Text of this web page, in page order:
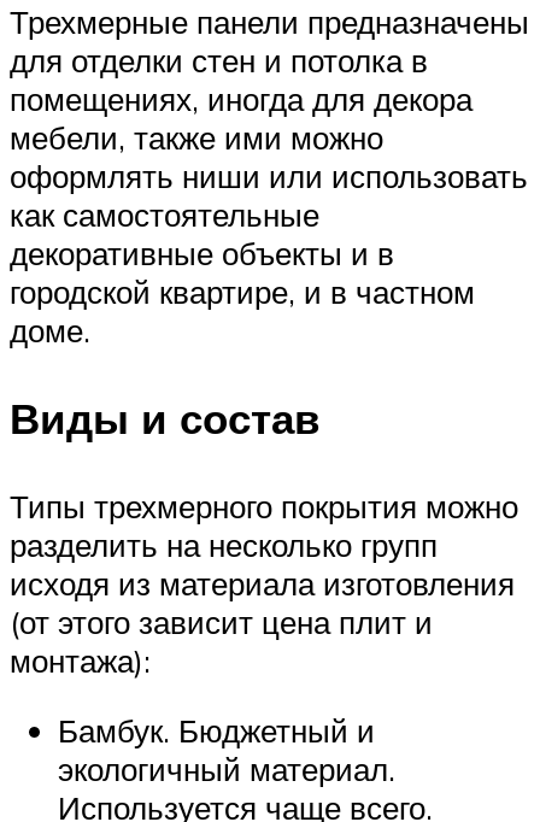
Трехмерные панели предназначены
для отделки стен и потолка в
помещениях, иногда для декора
мебели, также ими можно
оформлять ниши или использовать
как самостоятельные
декоративные объекты и в
городской квартире, и в частном
доме.
Виды и состав
Типы трехмерного покрытия можно
разделить на несколько групп
исходя из материала изготовления
(от этого зависит цена плит и
монтажа):
Бамбук. Бюджетный и
экологичный материал.
Используется чаще всего.